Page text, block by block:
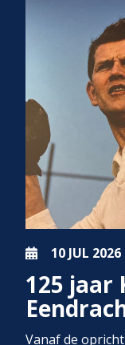
10 JUL 2026
125 jaar
Vanaf de